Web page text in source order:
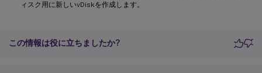
ィスク用に新しいvDiskを作成します。
この情報は役に立ちましたか?